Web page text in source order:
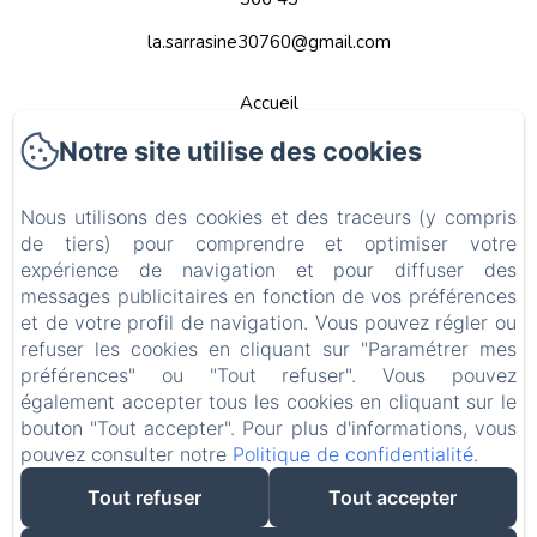
la.sarrasine30760@gmail.com
Accueil
Appartements
Politique de confidentialité
Informations légales
Informations sur les cookies
EN
FR DE NL
Conditions Générales de Vente
Notre site utilise des cookies
Nous utilisons des cookies et des traceurs (y compris
de tiers) pour comprendre et optimiser votre
expérience de navigation et pour diffuser des
messages publicitaires en fonction de vos préférences
et de votre profil de navigation. Vous pouvez régler ou
refuser les cookies en cliquant sur "Paramétrer mes
préférences" ou "Tout refuser". Vous pouvez
également accepter tous les cookies en cliquant sur le
bouton "Tout accepter". Pour plus d'informations, vous
pouvez consulter notre Politique de confidentialité.
Tout refuser
Tout accepter